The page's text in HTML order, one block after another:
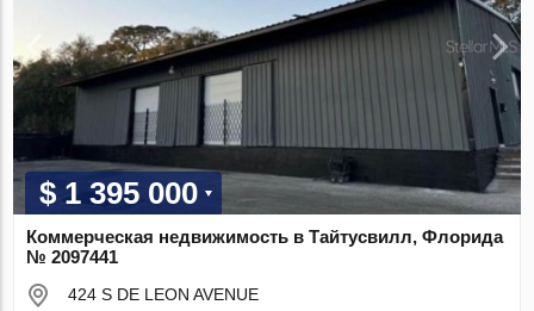
$ 1 395 000
Коммерческая недвижимость в Тайтусвилл, Флорида
№ 2097441
424 S DE LEON AVENUE